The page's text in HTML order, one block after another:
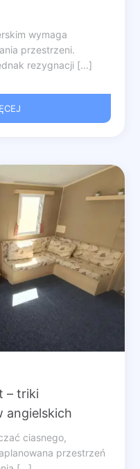
wymaga
przestrzeni.
rezygnacji [...]
– triki
angielskich
ciasnego,
przestrzeń